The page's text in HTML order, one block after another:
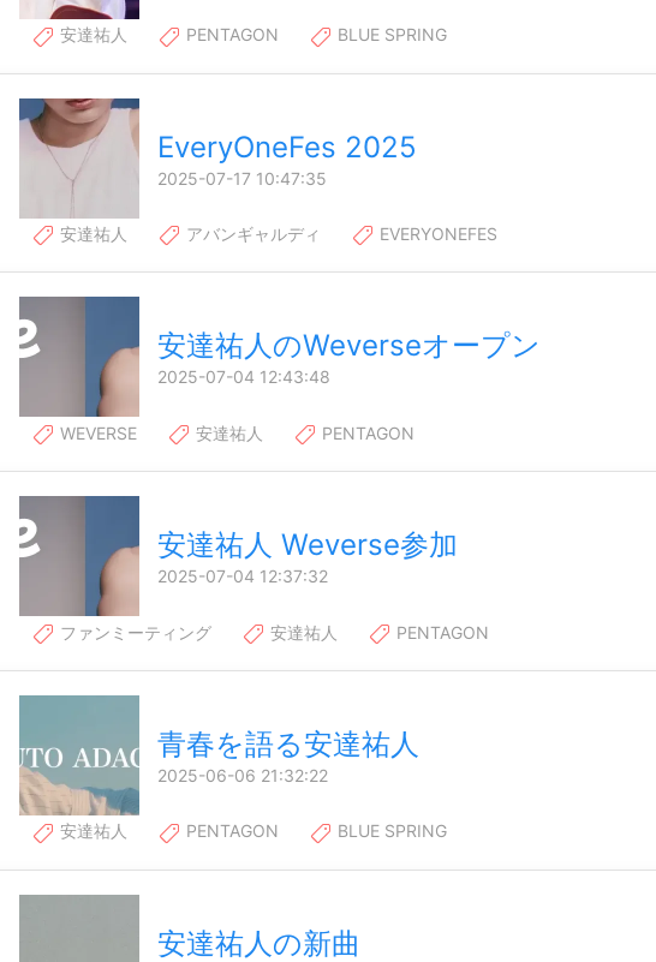
安達祐人 PENTAGON BLUE SPRING
EveryOneFes 2025
2025-07-17 10:47:35
安達祐人 アバンギャルディ EVERYONEFES
安達祐人のWeverseオープン
2025-07-04 12:43:48
WEVERSE 安達祐人 PENTAGON
安達祐人 Weverse参加
2025-07-04 12:37:32
ファンミーティング 安達祐人 PENTAGON
青春を語る安達祐人
2025-06-06 21:32:22
安達祐人 PENTAGON BLUE SPRING
安達祐人の新曲